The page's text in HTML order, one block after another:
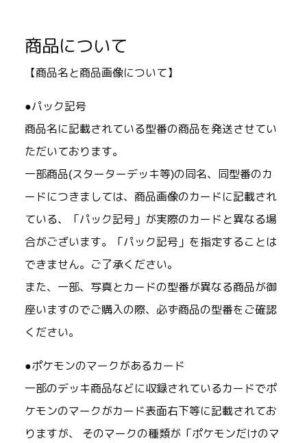
商品について
【商品名と商品画像について】
●パック記号
商品名に記載されている型番の商品を発送させてい
ただいております。
一部商品(スターターデッキ等)の同名、同型番のカ
ードにつきましては、商品画像のカードに記載され
ている、「パック記号」が実際のカードと異なる場
合がございます。「パック記号」を指定することは
できません。ご了承ください。
また、一部、写真とカードの型番が異なる商品が御
座いますのでご購入の際、必ず商品の型番をご確認
ください。
●ポケモンのマークがあるカード
一部のデッキ商品などに収録されているカードでポ
ケモンのマークがカード表面右下等に記載されてお
りますが、 そのマークの種類が「ポケモンだけのマ